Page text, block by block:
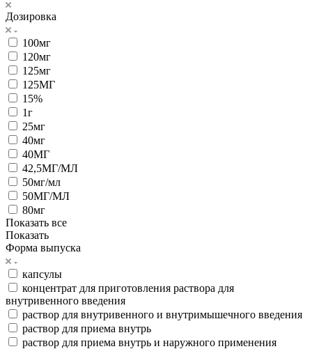
Дозировка
100мг
120мг
125мг
125МГ
15%
1г
25мг
40мг
40МГ
42,5МГ/МЛ
50мг/мл
50МГ/МЛ
80мг
Показать все
Показать
Форма выпуска
капсулы
концентрат для приготовления раствора для
внутривенного введения
раствор для внутривенного и внутримышечного введения
раствор для приема внутрь
раствор для приема внутрь и наружного применения